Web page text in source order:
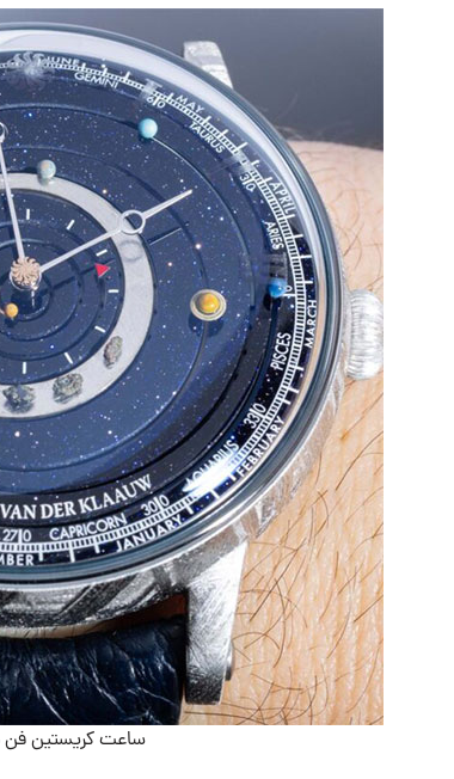
ساعت کریستین فن